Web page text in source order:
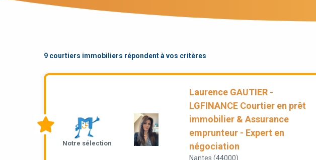
9 courtiers immobiliers répondent à vos critères
Notre sélection
Laurence GAUTIER -
LGFINANCE Courtier en prêt
immobilier & Assurance
emprunteur - Expert en
négociation
Nantes (44000)